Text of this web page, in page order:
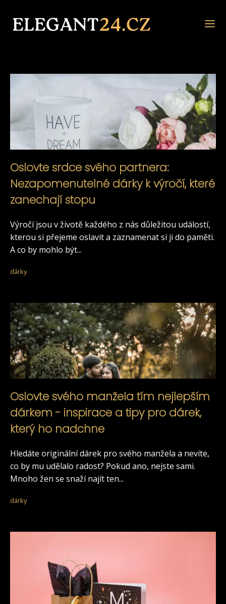
Oslovte srdce svého partnera:
Nezapomenutelné dárky k výročí, které
zanechají stopu
Výročí jsou v životě každého z nás důležitou událostí,
kterou si přejeme oslavit a zaznamenat si ji do paměti.
A co by mohlo být...
dárky
Oslovte svého manžela tím nejlepším
dárkem - inspirace a tipy pro dárek,
který ho nadchne
Hledáte originální dárek pro svého manžela a nevíte,
co by mu udělalo radost? Pokud ano, nejste sami.
Mnoho žen se snaží najít ten...
dárky